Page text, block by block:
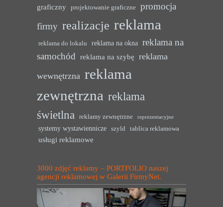
graficzny
projektowanie graficzne
promocja
firmy realizacje reklama
reklama do lokalu reklama na okna reklama na
samochód reklama na szybę reklama
wewnętrzna reklama
zewnętrzna reklama
świetlna
reklamy zewnętrzne reprezentacyjne
systemy wystawiennicze szyld tablica reklamowa
usługi reklamowe
3000 zdjęć reklamy – PORTFOLIO naszej
agencji reklamowej w Galerii FirmyNet.